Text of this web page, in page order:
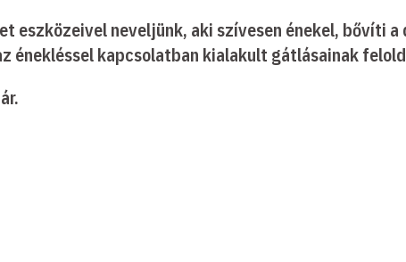
eszközeivel neveljünk, aki szívesen énekel, bővíti
énekléssel kapcsolatban kialakult gátlásainak